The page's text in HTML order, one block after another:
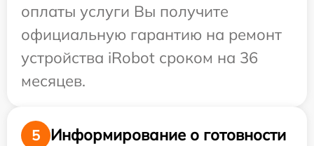
оплаты услуги Вы получите
официальную гарантию на ремонт
устройства iRobot сроком на 36
месяцев.
5
Информирование о готовности